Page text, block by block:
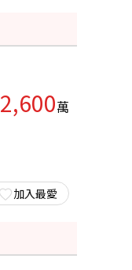
2,600萬
加入最愛